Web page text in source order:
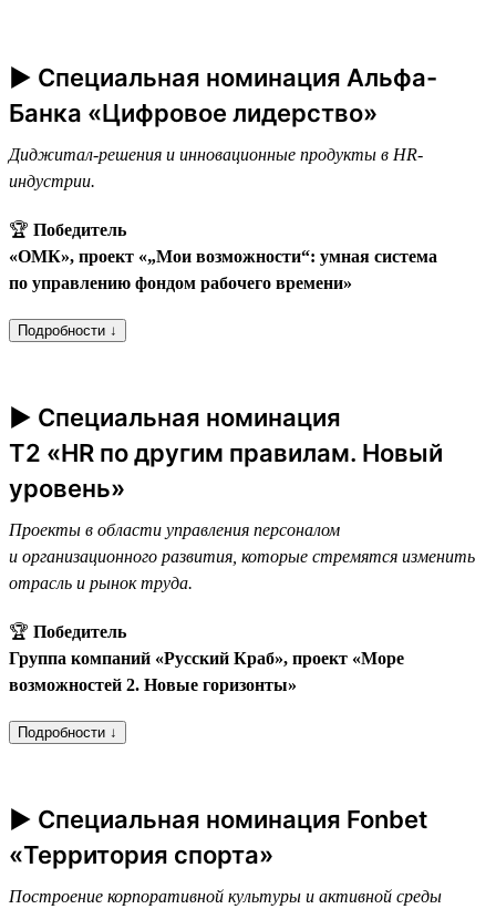
► Специальная номинация Альфа-
Банка «Цифровое лидерство»
Диджитал-решения и инновационные продукты в HR-
индустрии.
🏆 Победитель
«ОМК», проект «„Мои возможности“: умная система
по управлению фондом рабочего времени»
Подробности ↓
► Специальная номинация
T2 «HR по другим правилам. Новый
уровень»
Проекты в области управления персоналом
и организационного развития, которые стремятся изменить
отрасль и рынок труда.
🏆 Победитель
Группа компаний «Русский Краб», проект «Море
возможностей 2. Новые горизонты»
Подробности ↓
► Специальная номинация Fonbet
«Территория спорта»
Построение корпоративной культуры и активной среды